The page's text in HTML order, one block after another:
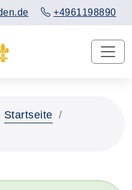
+4961198890
Startseite